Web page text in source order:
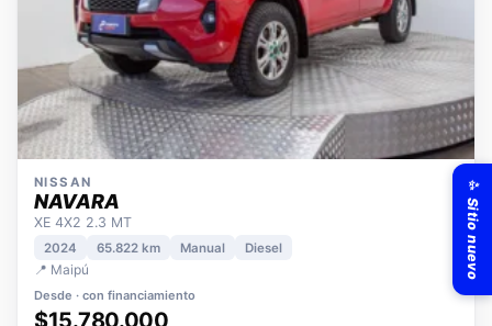
NISSAN
NAVARA
XE 4X2 2.3 MT
2024
📍 Maipú
Desde · con financiamiento
✨ Sitio nuevo